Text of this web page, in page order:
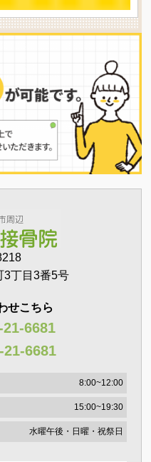
3丁目3番5号
せこちら
6681
21-6681
8:00~12:00
15:00~19:30
水曜午後・日曜・祝祭日